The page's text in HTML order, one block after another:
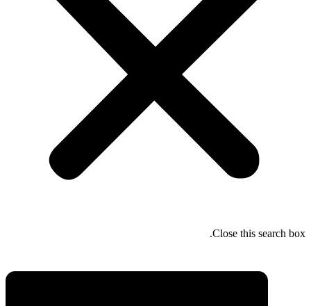
Close this search box.